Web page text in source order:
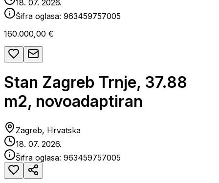
18. 07. 2026.
Šifra oglasa: 963459757005
160.000,00 €
Stan Zagreb Trnje, 37.88
m2, novoadaptiran
Zagreb, Hrvatska
18. 07. 2026.
Šifra oglasa: 963459757005